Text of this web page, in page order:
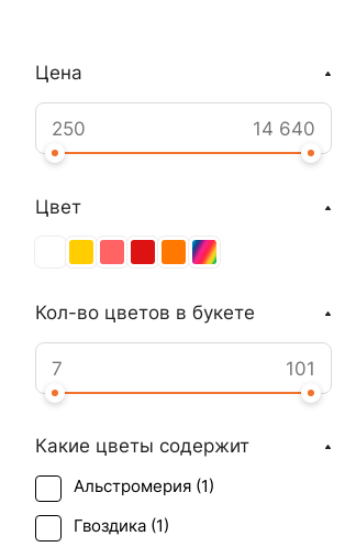
Цена
Цвет
Кол-во цветов в букете
Какие цветы содержит
Альстромерия (1)
Гвоздика (1)